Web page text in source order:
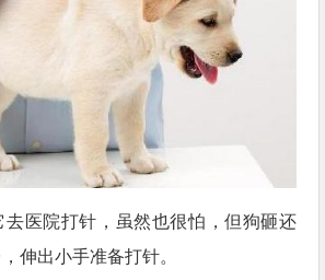
去医院打针，虽然也很怕，但狗砸还
伸出小手准备打针。